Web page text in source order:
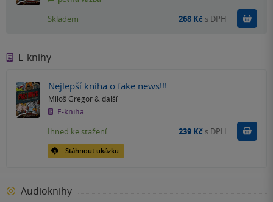
Skladem 268 Kč s DPH
E-knihy
Nejlepší kniha o fake news!!!
Miloš Gregor& další
E-kniha
Stáhnout ukázku
Ihned ke stažení 239 Kč s DPH Koupit
Audioknihy